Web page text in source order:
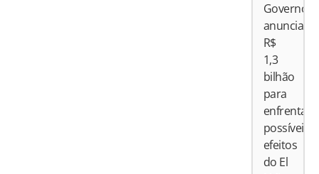
Governo
anuncia
R$
1,3
bilhão
para
enfrentar
possíveis
efeitos
do El